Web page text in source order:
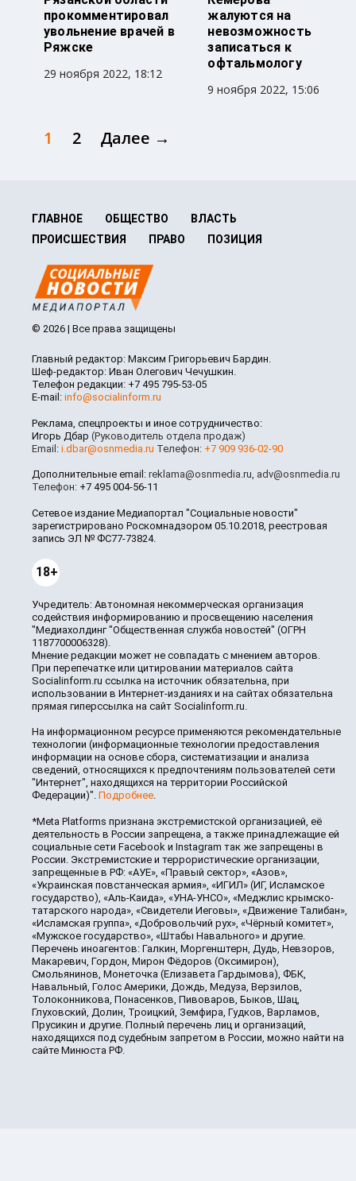
прокомментировал
увольнение врачей в
Ряжске
29 ноября 2022, 18:12
жалуются на
невозможность
записаться к
офтальмологу
9 ноября 2022, 15:06
1 2 Далее →
ГЛАВНОЕ ОБЩЕСТВО
ВЛАСТЬ
ПРОИСШЕСТВИЯ
ПРАВО ПОЗИЦИЯ
© 2026 | Все права защищены
Главный редактор: Максим Григорьевич Бардин.
Шеф-редактор: Иван Олегович Чечушкин.
Телефон редакции: +7 495 795-53-05
E-mail: info@socialinform.ru
Реклама, спецпроекты и иное сотрудничество:
Игорь Дбар (Руководитель отдела продаж)
Email: i.dbar@osnmedia.ru Телефон: +7 909 936-02-90
Дополнительные email: reklama@osnmedia.ru, adv@osnmedia.ru
Телефон: +7 495 004-56-11
Сетевое издание Медиапортал "Социальные новости"
зарегистрировано Роскомнадзором 05.10.2018, реестровая
запись ЭЛ № ФС77-73824.
18+
Учредитель: Автономная некоммерческая организация
содействия информированию и просвещению населения
"Медиахолдинг "Общественная служба новостей" (ОГРН
1187700006328).
Мнение редакции может не совпадать с мнением авторов.
При перепечатке или цитировании материалов сайта
Socialinform.ru ссылка на источник обязательна, при
использовании в Интернет-изданиях и на сайтах обязательна
прямая гиперссылка на сайт Socialinform.ru.
На информационном ресурсе применяются рекомендательные
технологии (информационные технологии предоставления
информации на основе сбора, систематизации и анализа
сведений, относящихся к предпочтениям пользователей сети
"Интернет", находящихся на территории Российской
Федерации)". Подробнее.
*Meta Platforms признана экстремистской организацией, её
деятельность в России запрещена, а также принадлежащие ей
социальные сети Facebook и Instagram так же запрещены в
России. Экстремистские и террористические организации,
запрещенные в РФ: «АУЕ», «Правый сектор», «Азов»,
«Украинская повстанческая армия», «ИГИЛ» (ИГ, Исламское
государство), «Аль-Каида», «УНА-УНСО», «Меджлис крымско-
татарского народа», «Свидетели Иеговы», «Движение Талибан»,
«Исламская группа», «Добровольчий рух», «Чёрный комитет»,
«Мужское государство», «Штабы Навального» и другие.
Перечень иноагентов: Галкин, Моргенштерн, Дудь, Невзоров,
Макаревич, Гордон, Мирон Фёдоров (Оксимирон),
Смольянинов, Монеточка (Елизавета Гардымова), ФБК,
Навальный, Голос Америки, Дождь, Медуза, Верзилов,
Толоконникова, Понасенков, Пивоваров, Быков, Шац,
Глуховский, Долин, Троицкий, Земфира, Гудков, Варламов,
Прусикин и другие. Полный перечень лиц и организаций,
находящихся под судебным запретом в России, можно найти на
сайте Минюста РФ.